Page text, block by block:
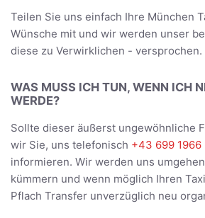
Teilen Sie uns einfach Ihre München
Wünsche mit und wir werden unser
diese zu Verwirklichen - versprochen.
WAS MUSS ICH TUN, WENN ICH
WERDE?
Sollte dieser äußerst ungewöhnliche
wir Sie, uns telefonisch +43 699 1966
informieren. Wir werden uns
kümmern und wenn möglich Ihren
Pflach Transfer unverzüglich neu